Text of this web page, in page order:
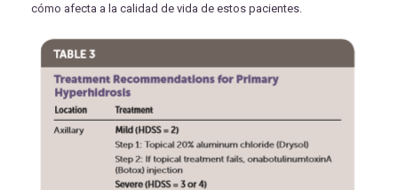
cómo afecta a la calidad de vida de estos pacientes.